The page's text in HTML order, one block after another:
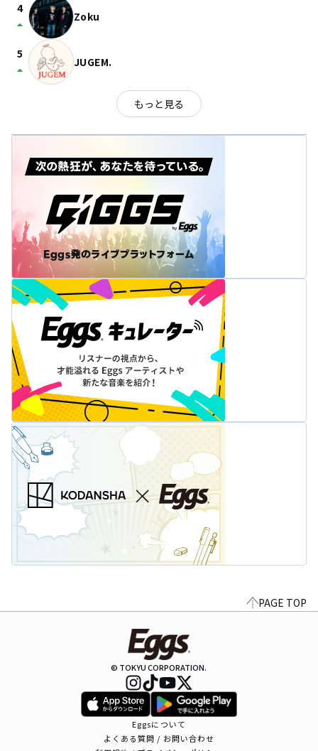
4
arrow_drop_up Zoku
5
arrow_drop_up JUGEM.
もっと見る
PAGE TOP
© TOKYU CORPORATION.
Eggsについて
よくある質問 / お問い合わせ